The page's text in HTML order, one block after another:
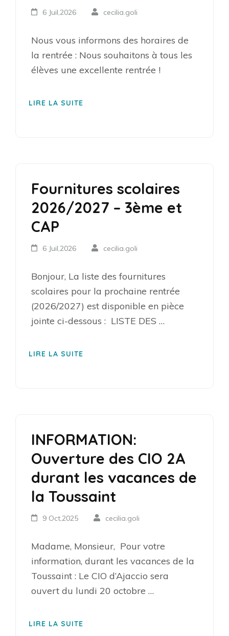
6 Juil,2026 cecilia.goli
Nous vous informons des horaires de
la rentrée : Nous souhaitons à tous les
élèves une excellente rentrée !
LIRE LA SUITE
Fournitures scolaires
2026/2027 – 3ème et
CAP
6 Juil,2026 cecilia.goli
Bonjour, La liste des fournitures
scolaires pour la prochaine rentrée
(2026/2027) est disponible en pièce
jointe ci-dessous : LISTE DES …
LIRE LA SUITE
INFORMATION:
Ouverture des CIO 2A
durant les vacances de
la Toussaint
9 Oct,2025 cecilia.goli
Madame, Monsieur, ​ Pour votre
information, durant les vacances de la
Toussaint : Le CIO d’Ajaccio sera
ouvert du lundi 20 octobre …
LIRE LA SUITE